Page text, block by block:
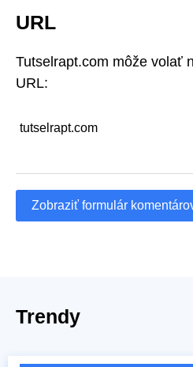
URL
Tutselrapt.com môže volať
URL:
tutselrapt.com
Zobraziť formulár
Trendy